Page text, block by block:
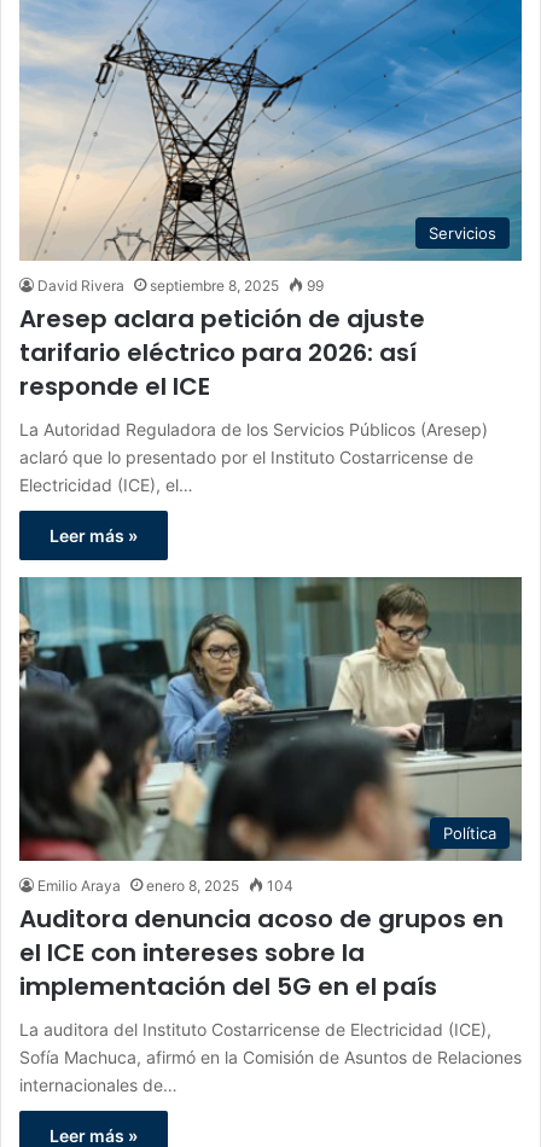
Servicios
David Rivera septiembre 8, 2025 99
Aresep aclara petición de ajuste
tarifario eléctrico para 2026: así
responde el ICE
La Autoridad Reguladora de los Servicios Públicos (Aresep)
aclaró que lo presentado por el Instituto Costarricense de
Electricidad (ICE), el…
Leer más »
Política
Emilio Araya enero 8, 2025 104
Auditora denuncia acoso de grupos en
el ICE con intereses sobre la
implementación del 5G en el país
La auditora del Instituto Costarricense de Electricidad (ICE),
Sofía Machuca, afirmó en la Comisión de Asuntos de Relaciones
internacionales de…
Leer más »